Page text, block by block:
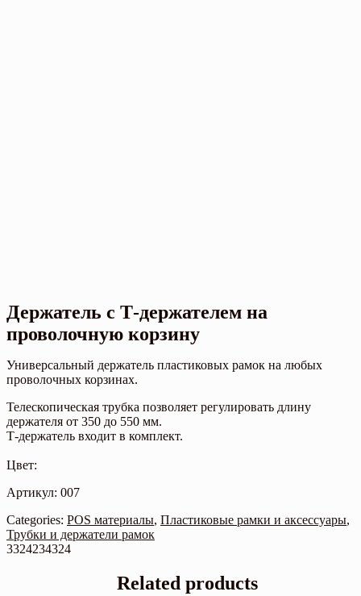
Держатель с Т-держателем на
проволочную корзину
Универсальный держатель пластиковых рамок на любых
проволочных корзинах.
Телескопическая трубка позволяет регулировать длину
держателя от 350 до 550 мм.
Т-держатель входит в комплект.
Цвет:
Артикул: 007
Categories: POS материалы, Пластиковые рамки и аксессуары,
Трубки и держатели рамок
3324234324
Related products